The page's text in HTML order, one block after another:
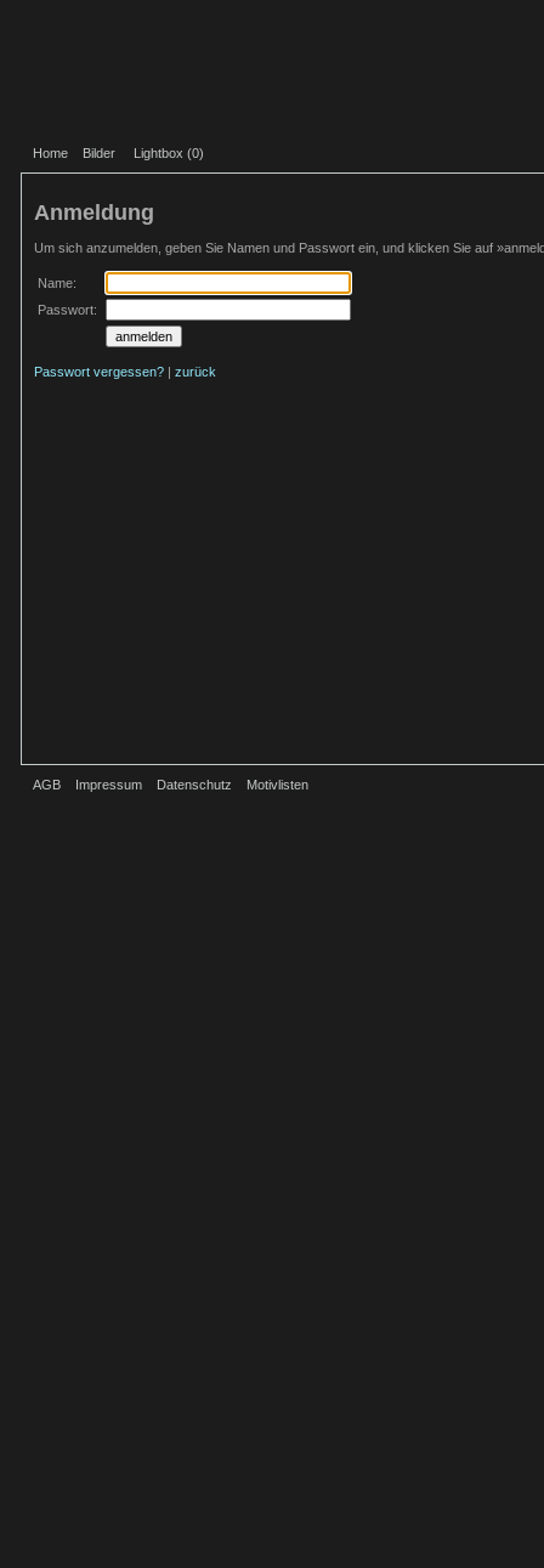
Home Bilder Lightbox (0)
AGB Impressum Datenschutz Motivlisten
Anmeldung
Um sich anzumelden, geben Sie Namen und Passwort ein, und klicken Sie auf
Name:
Passwort:
Passwort vergessen? | zurück